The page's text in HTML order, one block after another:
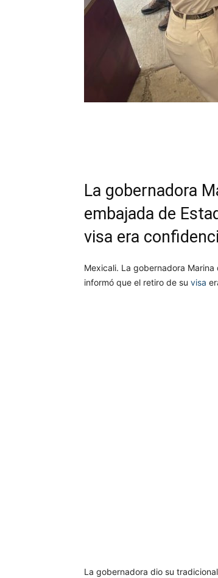
La gobernadora
embajada de
visa era
Mexicali. La gobernadora
informó que el retiro de su visa
La gobernadora dio su